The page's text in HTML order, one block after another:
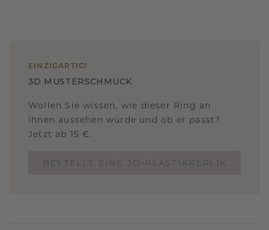
EINZIGARTIG !
3D MUSTERSCHMUCK
Wollen Sie wissen, wie dieser Ring an
Ihnen aussehen würde und ob er passt?
Jetzt ab 15 €.